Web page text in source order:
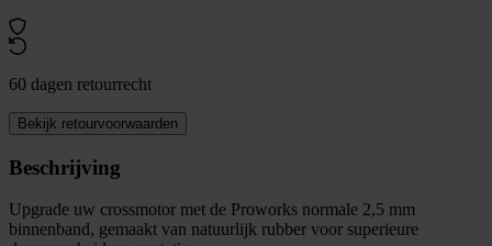
60 dagen retourrecht
Bekijk retourvoorwaarden
Beschrijving
Upgrade uw crossmotor met de Proworks normale 2,5 mm
binnenband, gemaakt van natuurlijk rubber voor superieure